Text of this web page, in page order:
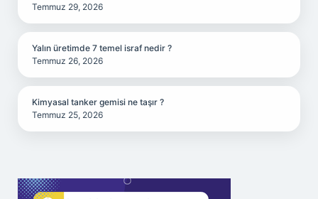
Temmuz 29, 2026
Yalın üretimde 7 temel israf nedir ?
Temmuz 26, 2026
Kimyasal tanker gemisi ne taşır ?
Temmuz 25, 2026